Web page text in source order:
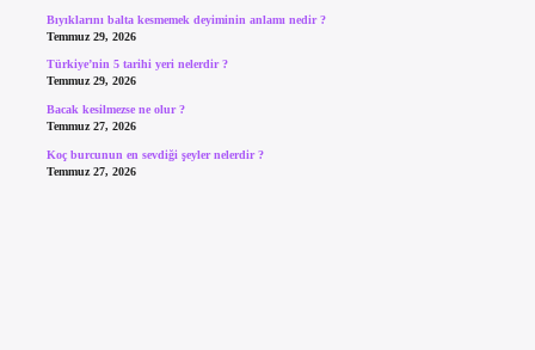
Bıyıklarını balta kesmemek deyiminin anlamı nedir ?
Temmuz 29, 2026
Türkiye’nin 5 tarihi yeri nelerdir ?
Temmuz 29, 2026
Bacak kesilmezse ne olur ?
Temmuz 27, 2026
Koç burcunun en sevdiği şeyler nelerdir ?
Temmuz 27, 2026